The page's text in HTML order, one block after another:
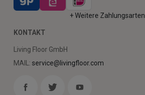
+ Weitere Zahlungsarten
KONTAKT
Living Floor GmbH
MAIL: service@livingfloor.com